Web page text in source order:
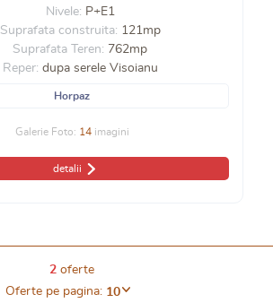
Nivele: P+E1
Suprafata construita: 121mp
Suprafata Teren: 762mp
Reper: dupa serele Visoianu
Horpaz
Galerie Foto: 14imagini
detalii
2 oferte
Oferte pe pagina: 10